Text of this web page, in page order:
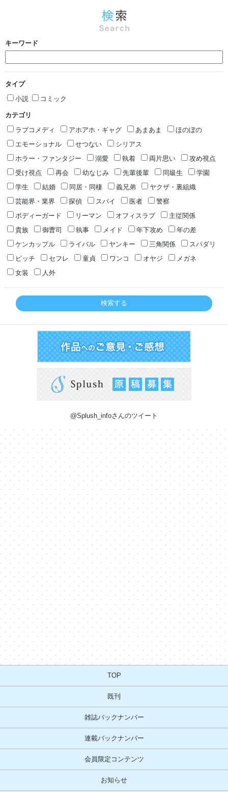
キーワード
タイプ
小説
コミック
カテゴリ
ラブコメディ
アホアホ・ギャグ あまあま
ほのぼの
エモーショナル
せつない
シリアス
ホラー・ファンタジー
溺愛 執着 両片思い
攻め視点
受け視点
再会 幼なじみ 先輩後輩 同級生
学園
学生
結婚 同居・同棲 義兄弟
ヤクザ・裏組織
芸能界・業界
探偵 スパイ 医者
警察
ボディーガード
リーマン オフィスラブ
主従関係
貴族
御曹司 執事 メイド 年下攻め
年の差
ケンカップル
ライバル ヤンキー 三角関係
スパダリ
ビッチ
セフレ 童貞 ワンコ オヤジ
メガネ
女装
人外
検索する
@Splush_infoさんのツイート
TOP
既刊
雑誌バックナンバー
連載バックナンバー
会員限定コンテンツ
お知らせ